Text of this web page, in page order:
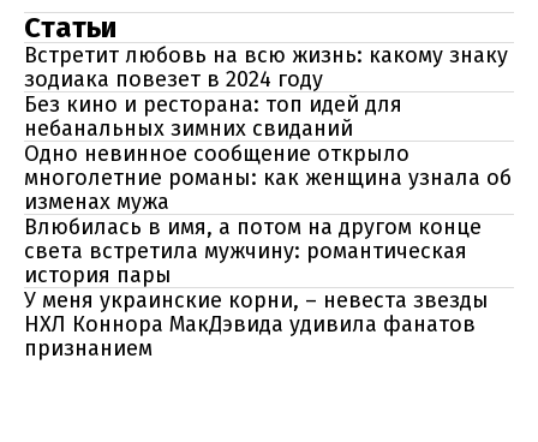
Статьи
Встретит любовь на всю жизнь: какому знаку
зодиака повезет в 2024 году
Без кино и ресторана: топ идей для
небанальных зимних свиданий
Одно невинное сообщение открыло
многолетние романы: как женщина узнала об
изменах мужа
Влюбилась в имя, а потом на другом конце
света встретила мужчину: романтическая
история пары
У меня украинские корни, – невеста звезды
НХЛ Коннора МакДэвида удивила фанатов
признанием